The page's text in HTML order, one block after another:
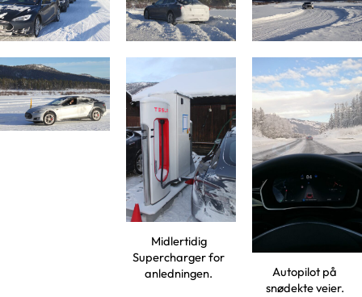
Midlertidig
Supercharger for
anledningen.
Autopilot på
snødekte veier.